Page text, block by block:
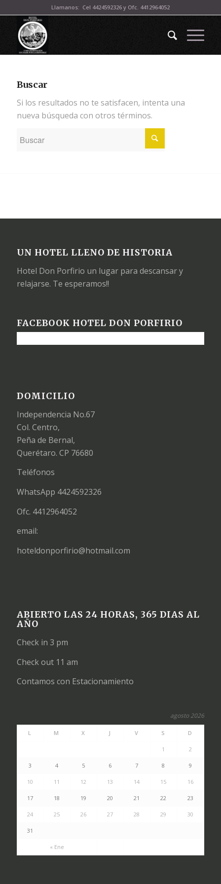
Llamanos: Cel 4424592326 y Ofc. 4412964052
Buscar
Si los resultados no te satisfacen, intenta una
nueva búsqueda con otros términos.
UN HOTEL LLENO DE HISTORIA
Hotel Don Porfirio un lugar para descansar y
relajarse. Te esperamos!!
FACEBOOK HOTEL DON PORFIRIO
DOMICILIO
Independencia No.67
Col. Centro,
Peña de Bernal,
Querétaro. CP 76680
Teléfonos
WhatsApp 4424592326
Ofc. 4412964052
email:
hoteldonporfirio@hotmail.com
ABIERTO LAS 24 HORAS, 365 DIAS AL
AÑO
Check in 3 pm
Check out 11 am
Contamos con Estacionamiento
agosto 2026
L M X J V S D
« Ene
1 2
3 4 5 6 7 8 9
10 11 12 13 14 15 16
17 18 19 20 21 22 23
24 25 26 27 28 29 30
31